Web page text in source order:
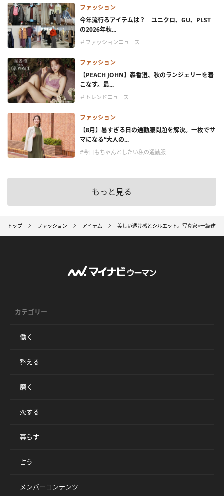
ファッション
今年流行るアイテムは？ ユニクロ、GU、PLST
の2026年秋...
＃ファッションニュース
ファッション
【PEACH JOHN】森香澄、秋のランジェリーを着
こなす。最...
＃トレンドニュース
ファッション
【8月】暑すぎる日の通勤服問題を解決。一枚でサ
マになる“大人の...
#今日もちゃんとしたい私の通勤服
もっと見る
トップ ファッション アイテム 美しい透け感とシルエット。写真家×⼀級建築
カテゴリー
働く
整える
磨く
恋する
暮らす
占う
メンバーコンテンツ